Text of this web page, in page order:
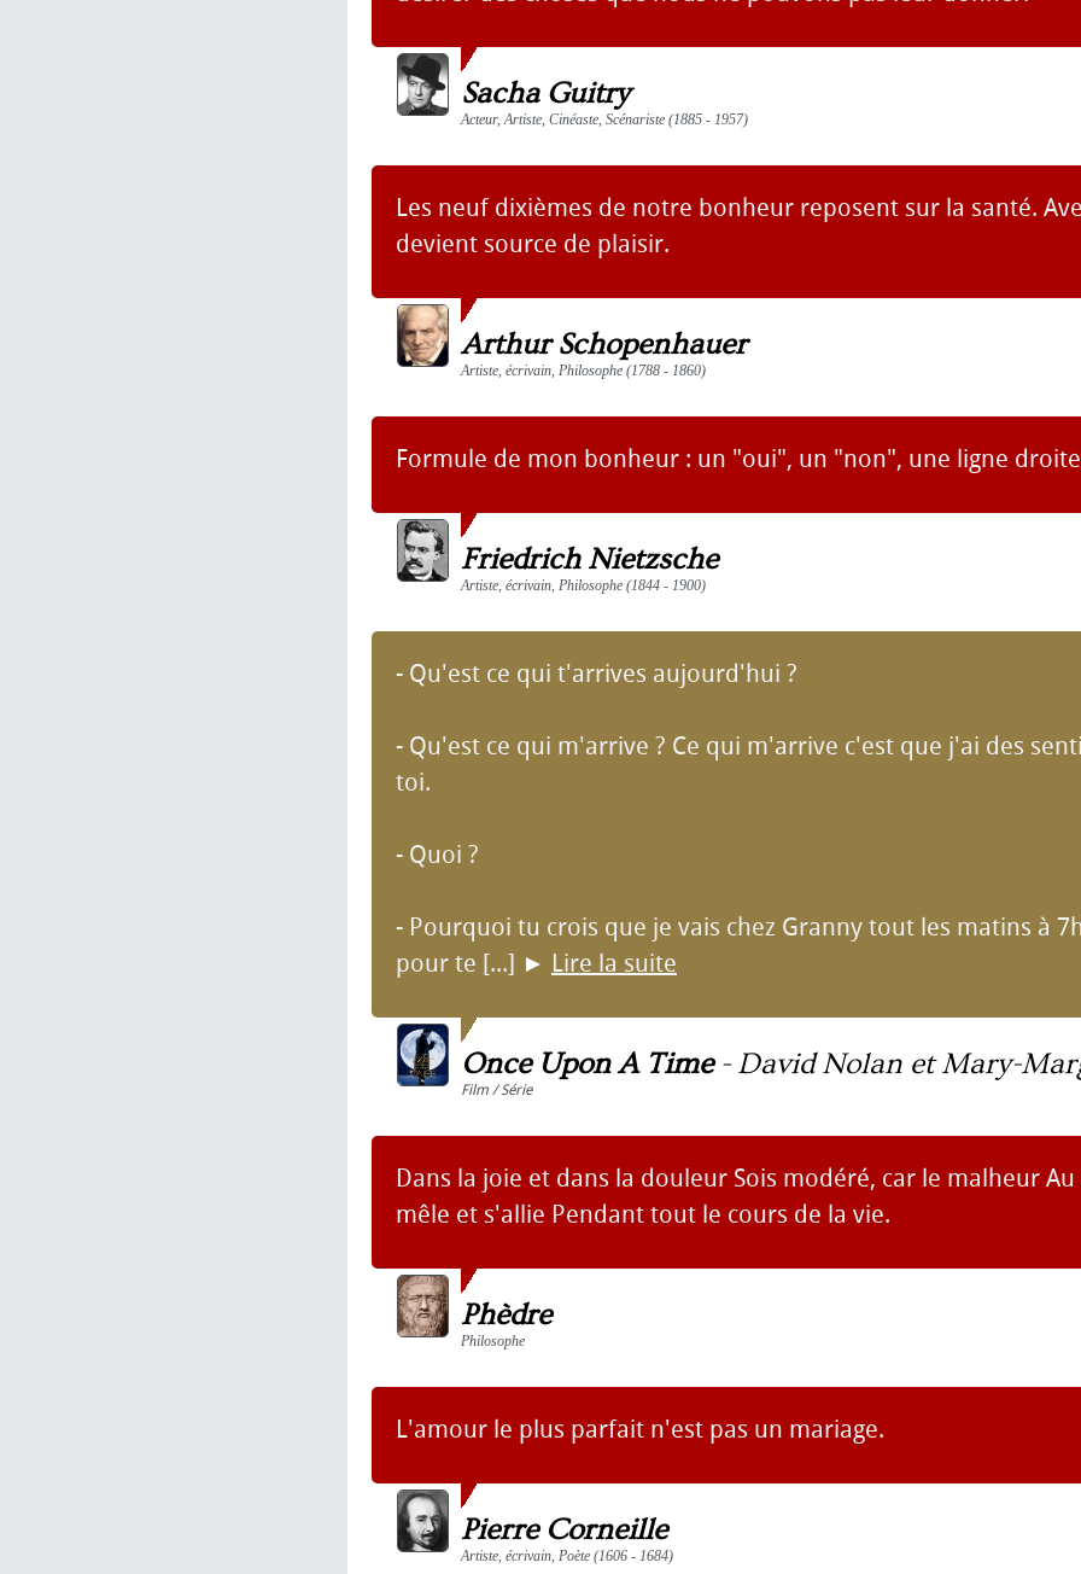
Sacha Guitry
Acteur, Artiste, Cinéaste, Scénariste (1885 - 1957)
Les neuf dixièmes de notre bonheur reposent sur la santé.
devient source de plaisir.
Arthur Schopenhauer
Artiste, écrivain, Philosophe (1788 - 1860)
Formule de mon bonheur : un "oui", un "non", une ligne
Friedrich Nietzsche
Artiste, écrivain, Philosophe (1844 - 1900)
- Qu'est ce qui t'arrives aujourd'hui ?
- Qu'est ce qui m'arrive ? Ce qui m'arrive c'est que j'ai des
toi.
- Quoi ?
- Pourquoi tu crois que je vais chez Granny tout les matins à
pour te [...] ► Lire la suite
Once Upon A Time- David Nolan et Mary-
Film / Série
Dans la joie et dans la douleur Sois modéré, car le malheur
mêle et s'allie Pendant tout le cours de la vie.
Phèdre
Philosophe
L'amour le plus parfait n'est pas un mariage.
Pierre Corneille
Artiste, écrivain, Poète (1606 - 1684)